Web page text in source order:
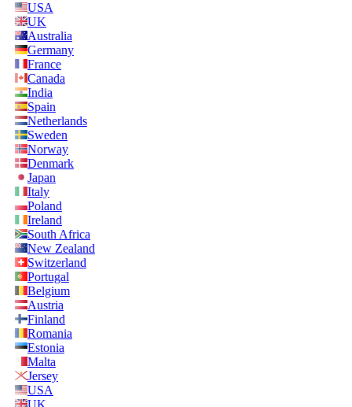
USA
UK
Australia
Germany
France
Canada
India
Spain
Netherlands
Sweden
Norway
Denmark
Japan
Italy
Poland
Ireland
South Africa
New Zealand
Switzerland
Portugal
Belgium
Austria
Finland
Romania
Estonia
Malta
Jersey
USA